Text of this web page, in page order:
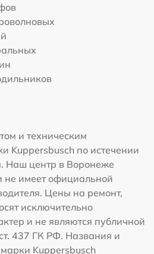
и техническим
Kuppersbusch по истечении
Наш центр в Воронеже
не имеет официальной
Цены на ремонт,
исключительно
и не являются публичной
437 ГК РФ. Названия и
Kuppersbusch